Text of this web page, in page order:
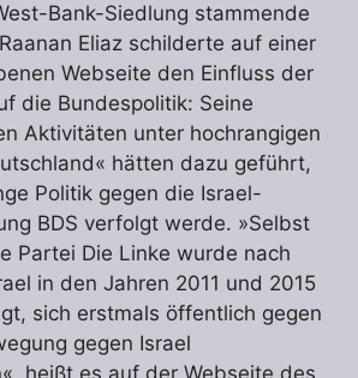
Bank-Siedlung stammende
Eliaz schilderte auf einer
Webseite den Einfluss der
die Bundespolitik: Seine
Aktivitäten unter hochrangigen
hätten dazu geführt,
Politik gegen die Israel-
BDS verfolgt werde. »Selbst
Partei Die Linke wurde nach
in den Jahren 2011 und 2015
sich erstmals öffentlich gegen
gegen Israel